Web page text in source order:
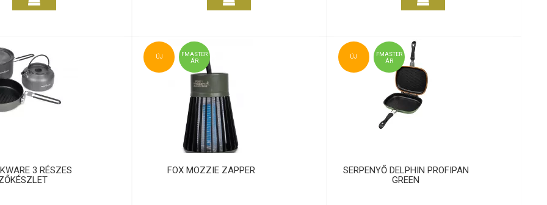
3 RÉSZES
FMASTER
ÁR
ÚJ
FOX MOZZIE ZAPPER
FMASTER
ÁR
ÚJ
SERPENYŐ DELPHIN PROFIPAN
GREEN